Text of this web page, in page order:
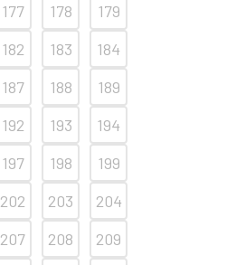
177 178
179
182 183
184
187 188
189
192 193
194
197 198
199
202 203
204
207 208
209